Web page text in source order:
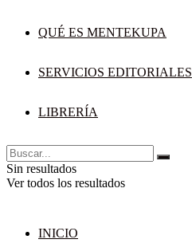
QUÉ ES MENTEKUPA
SERVICIOS EDITORIALES
LIBRERÍA
Sin resultados
Ver todos los resultados
INICIO